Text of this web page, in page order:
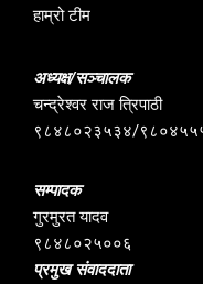
हाम्रो टीम
अध्यक्ष/सञ्चालक
चन्द्रेश्वर राज त्रिपाठी
९८४८०२३५३४/
सम्पादक
गुरमुरत यादव
९८४८०२५००६
प्रमुख संवाददाता